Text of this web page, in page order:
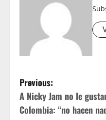
P
o
Previous:
A Nicky Jam no le
Colombia: “no hacen